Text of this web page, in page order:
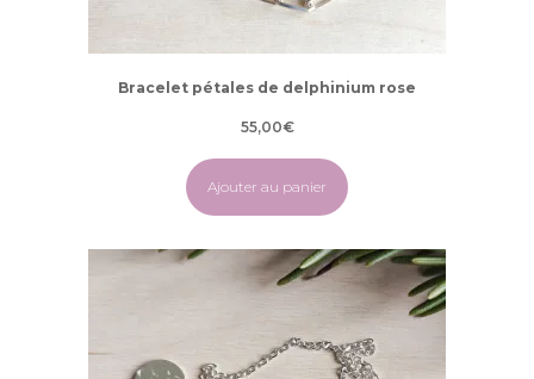
Bracelet pétales de delphinium rose
55,00€
Ajouter au panier